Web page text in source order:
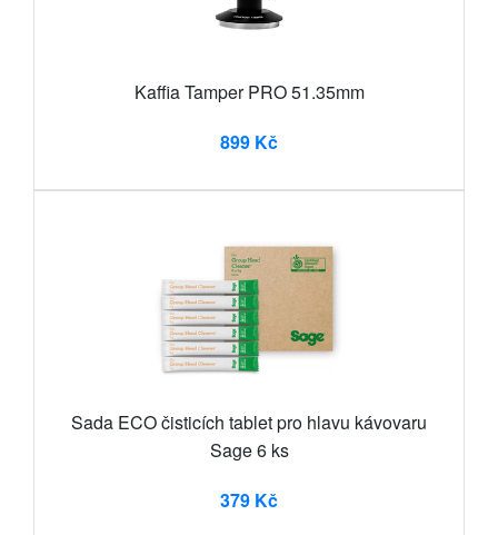
Kaffia Tamper PRO 51.35mm
899 Kč
Sada ECO čisticích tablet pro hlavu kávovaru
Sage 6 ks
379 Kč